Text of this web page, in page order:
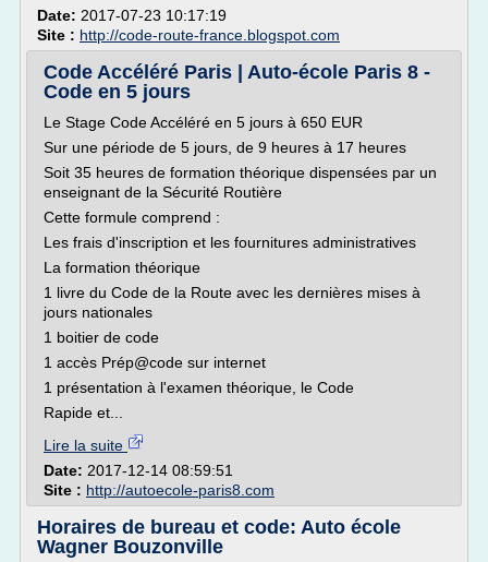
Date: 2017-07-23 10:17:19
Site : http://code-route-france.blogspot.com
Code Accéléré Paris | Auto-école Paris 8 -
Code en 5 jours
Le Stage Code Accéléré en 5 jours à 650 EUR
Sur une période de 5 jours, de 9 heures à 17 heures
Soit 35 heures de formation théorique dispensées par un
enseignant de la Sécurité Routière
Cette formule comprend :
Les frais d'inscription et les fournitures administratives
La formation théorique
1 livre du Code de la Route avec les dernières mises à
jours nationales
1 boitier de code
1 accès Prép@code sur internet
1 présentation à l'examen théorique, le Code
Rapide et...
Lire la suite
Date: 2017-12-14 08:59:51
Site : http://autoecole-paris8.com
Horaires de bureau et code: Auto école
Wagner Bouzonville